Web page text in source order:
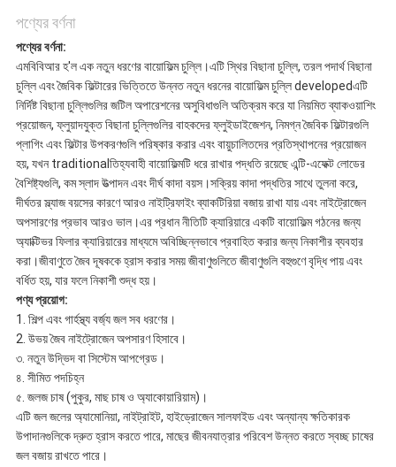
পণ্যের বর্ণনা
পণ্যের বর্ণনা:
এমবিবিআর হ'ল এক নতুন ধরণের বায়োফিল্ম চুল্লি।এটি স্থির বিছানা চুল্লি, তরল পদার্থ বিছানা
চুল্লি এবং জৈবিক ফিল্টারের ভিত্তিতে উন্নত নতুন ধরনের বায়োফিল্ম চুল্লি developedএটি
নির্দিষ্ট বিছানা চুল্লিগুলির জটিল অপারেশনের অসুবিধাগুলি অতিক্রম করে যা নিয়মিত ব্যাকওয়াশিং
প্রয়োজন, ফ্লুয়াদযুক্ত বিছানা চুল্লিগুলির বাহকদের ফ্লুইডাইজেশন, নিমগ্ন জৈবিক ফিল্টারগুলি
প্লাগিং এবং ফিল্টার উপকরণগুলি পরিষ্কার করার এবং বায়ুচালিতদের প্রতিস্থাপনের প্রয়োজন
হয়, যখন traditionalতিহ্যবাহী বায়োফিল্মটি ধরে রাখার পদ্ধতি রয়েছে এন্টি-এফেক্ট লোডের
বৈশিষ্ট্যগুলি, কম স্লাদ উত্পাদন এবং দীর্ঘ কাদা বয়স।সক্রিয় কাদা পদ্ধতির সাথে তুলনা করে,
দীর্ঘতর স্ল্যাজ বয়সের কারণে আরও নাইট্রিফাইং ব্যাকটিরিয়া বজায় রাখা যায় এবং নাইট্রোজেন
অপসারণের প্রভাব আরও ভাল।এর প্রধান নীতিটি ক্যারিয়ারে একটি বায়োফিল্ম গঠনের জন্য
অ্যাক্টিভর ফিলার ক্যারিয়ারের মাধ্যমে অবিচ্ছিন্নভাবে প্রবাহিত করার জন্য নিকাশীর ব্যবহার
করা।জীবাণুতে জৈব দূষককে হ্রাস করার সময় জীবাণুগুলিতে জীবাণুগুলি বহুগুণে বৃদ্ধি পায় এবং
বর্ধিত হয়, যার ফলে নিকাশী শুদ্ধ হয়।
পণ্য প্রয়োগ:
1. শিল্প এবং গার্হস্থ্য বর্জ্য জল সব ধরণের।
2. উভয় জৈব নাইট্রোজেন অপসারণ হিসাবে।
৩. নতুন উদ্ভিদ বা সিস্টেম আপগ্রেড।
৪. সীমিত পদচিহ্ন
৫. জলজ চাষ (পুকুর, মাছ চাষ ও অ্যাকোয়ারিয়াম)।
এটি জল জলের অ্যামোনিয়া, নাইট্রাইট, হাইড্রোজেন সালফাইড এবং অন্যান্য ক্ষতিকারক
উপাদানগুলিকে দ্রুত হ্রাস করতে পারে, মাছের জীবনযাত্রার পরিবেশ উন্নত করতে স্বচ্ছ চাষের
জল বজায় রাখতে পারে।